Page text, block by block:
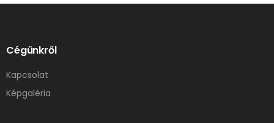
Cégünkről
Kapcsolat
Képgaléria